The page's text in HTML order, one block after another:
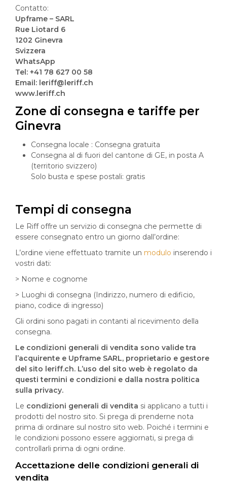
Contatto:
Upframe – SARL
Rue Liotard 6
1202 Ginevra
Svizzera
WhatsApp
Tel: +41 78 627 00 58
Email: leriff@leriff.ch
www.leriff.ch
Zone di consegna e tariffe per
Ginevra
Consegna locale : Consegna gratuita
Consegna al di fuori del cantone di GE, in posta A
(territorio svizzero)
Solo busta e spese postali: gratis
Tempi di consegna
Le Riff offre un servizio di consegna che permette di
essere consegnato entro un giorno dall’ordine:
L’ordine viene effettuato tramite un modulo inserendo i
vostri dati:
> Nome e cognome
> Luoghi di consegna (Indirizzo, numero di edificio,
piano, codice di ingresso)
Gli ordini sono pagati in contanti al ricevimento della
consegna.
Le condizioni generali di vendita sono valide tra
l’acquirente e Upframe SARL, proprietario e gestore
del sito leriff.ch. L’uso del sito web è regolato da
questi termini e condizioni e dalla nostra politica
sulla privacy.
Le condizioni generali di vendita si applicano a tutti i
prodotti del nostro sito. Si prega di prenderne nota
prima di ordinare sul nostro sito web. Poiché i termini e
le condizioni possono essere aggiornati, si prega di
controllarli prima di ogni ordine.
Accettazione delle condizioni generali di
vendita